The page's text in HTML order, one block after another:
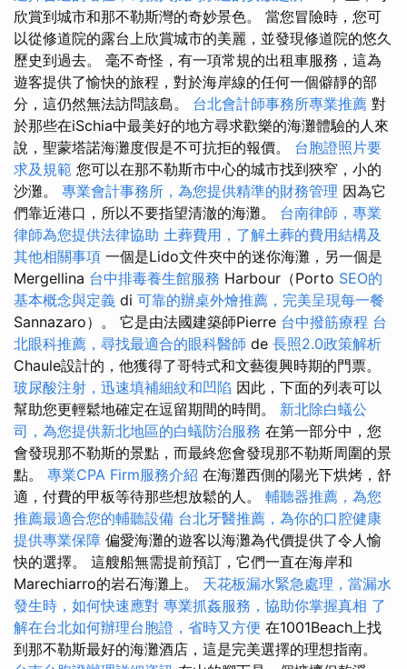
欣賞到城市和那不勒斯灣的奇妙景色。 當您冒險時，您可
以從修道院的露台上欣賞城市的美麗，並發現修道院的悠久
歷史到過去。 毫不奇怪，有一項常規的出租車服務，這為
遊客提供了愉快的旅程，對於海岸線的任何一個僻靜的部
分，這仍然無法訪問該島。 台北會計師事務所專業推薦 對
於那些在iSchia中最美好的地方尋求歡樂的海灘體驗的人來
說，聖蒙塔諾海灘度假是不可抗拒的報價。 台胞證照片要
求及規範 您可以在那不勒斯市中心的城市找到狹窄，小的
沙灘。 專業會計事務所，為您提供精準的財務管理 因為它
們靠近港口，所以不要指望清澈的海灘。 台南律師，專業
律師為您提供法律協助 土葬費用，了解土葬的費用結構及
其他相關事項 一個是Lido文件夾中的迷你海灘，另一個是
Mergellina 台中排毒養生館服務 Harbour（Porto SEO的
基本概念與定義 di 可靠的辦桌外燴推薦，完美呈現每一餐
Sannazaro）。 它是由法國建築師Pierre 台中撥筋療程 台
北眼科推薦，尋找最適合的眼科醫師 de 長照2.0政策解析
Chaule設計的，他獲得了哥特式和文藝復興時期的門票。
玻尿酸注射，迅速填補細紋和凹陷 因此，下面的列表可以
幫助您更輕鬆地確定在逗留期間的時間。 新北除白蟻公
司，為您提供新北地區的白蟻防治服務 在第一部分中，您
會發現那不勒斯的景點，而最終您會發現那不勒斯周圍的景
點。 專業CPA Firm服務介紹 在海灘西側的陽光下烘烤，舒
適，付費的甲板等待那些想放鬆的人。 輔聽器推薦，為您
推薦最適合您的輔聽設備 台北牙醫推薦，為你的口腔健康
提供專業保障 偏愛海灘的遊客以海灘為代價提供了令人愉
快的選擇。 這艘船無需提前預訂，它們一直在海岸和
Marechiarro的岩石海灘上。 天花板漏水緊急處理，當漏水
發生時，如何快速應對 專業抓姦服務，協助你掌握真相 了
解在台北如何辦理台胞證，省時又方便 在1001Beach上找
到那不勒斯最好的海灘酒店，這是完美選擇的理想指南。